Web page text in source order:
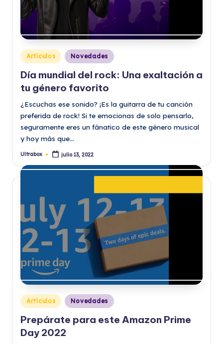
Publicado
en
Artículos Novedades
Día mundial del rock: Una exaltación a
tu género favorito
¿Escuchas ese sonido? ¡Es la guitarra de tu canción
preferida de rock! Si te emocionas de solo pensarlo,
seguramente eres un fánatico de este género musical
y hoy más que…
Publicado
Ultrabox julio 13, 2022
Publicado
en
Artículos Novedades
Prepárate para este Amazon Prime
Day 2022